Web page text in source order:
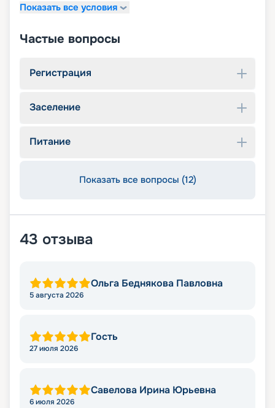
Показать все условия
Частые вопросы
Регистрация
Заселение
Питание
Показать все вопросы (12)
43 отзыва
Ольга Беднякова Павловна
5 августа 2026
Гость
27 июля 2026
Савелова Ирина Юрьевна
6 июля 2026